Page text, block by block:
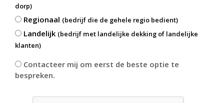
dorp)
Regionaal (bedrijf die de gehele regio bedient)
Landelijk (bedrijf met landelijke dekking of landelijke
klanten)
Contacteer mij om eerst de beste optie te
bespreken.